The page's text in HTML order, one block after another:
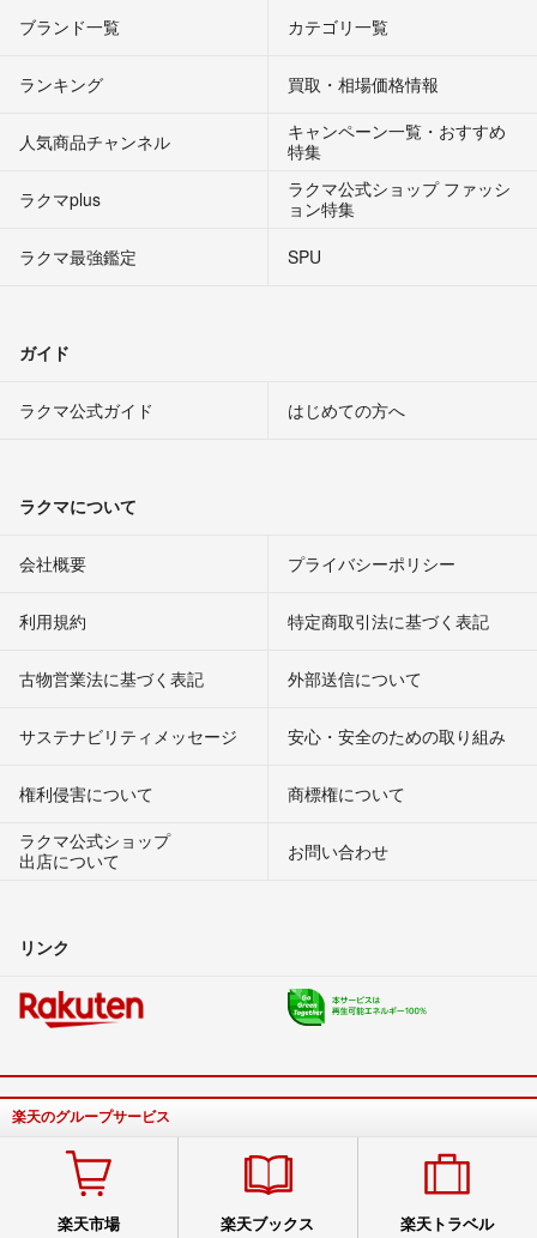
ブランド一覧 カテゴリ一覧
ランキング 買取・相場価格情報
人気商品チャンネル
キャンペーン一覧・おすすめ
特集
ラクマplus
ラクマ公式ショップ ファッシ
ョン特集
ラクマ最強鑑定
SPU
ガイド
ラクマ公式ガイド はじめての方へ
ラクマについて
会社概要 プライバシーポリシー
利用規約 特定商取引法に基づく表記
古物営業法に基づく表記 外部送信について
サステナビリティメッセージ 安心・安全のための取り組み
権利侵害について
商標権について
ラクマ公式ショップ
出店について
お問い合わせ
リンク
楽天のグループサービス
楽天市場 楽天ブックス 楽天トラベル